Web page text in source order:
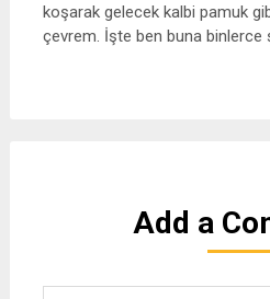
koşarak gelecek kalbi pamuk
çevrem. İşte ben buna binlerce
Add a